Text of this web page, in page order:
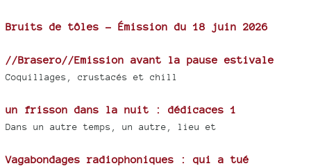
Bruits de tôles - Émission du 18 juin 2026
//Brasero//Emission avant la pause estivale
Coquillages, crustacés et chill
un frisson dans la nuit : dédicaces 1
Dans un autre temps, un autre, lieu et
Vagabondages radiophoniques : qui a tué